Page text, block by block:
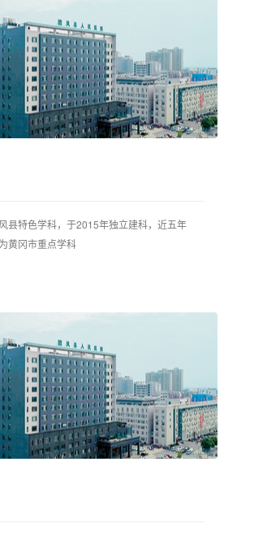
县特色学科，于2015年独立建科，近五年
黄冈市重点学科